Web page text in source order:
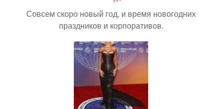
Совсем скоро новый год, и время новогодних
праздников и корпоративов.